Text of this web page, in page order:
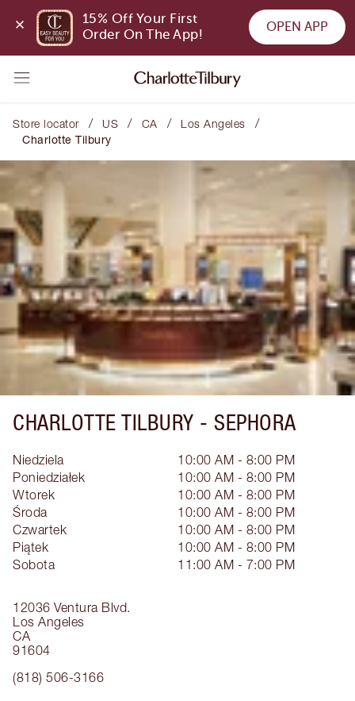
15% Off Your First
Order On The App!
OPEN APP
Store locator / US / CA / Los Angeles /
Charlotte Tilbury
CHARLOTTE TILBURY - SEPHORA
12036 Ventura Blvd.
Los Angeles
CA
91604
(818) 506-3166
Niedziela
10:00 AM - 8:00 PM
Poniedziałek
10:00 AM - 8:00 PM
Wtorek
10:00 AM - 8:00 PM
Środa
10:00 AM - 8:00 PM
Czwartek
10:00 AM - 8:00 PM
Piątek
10:00 AM - 8:00 PM
Sobota
11:00 AM - 7:00 PM